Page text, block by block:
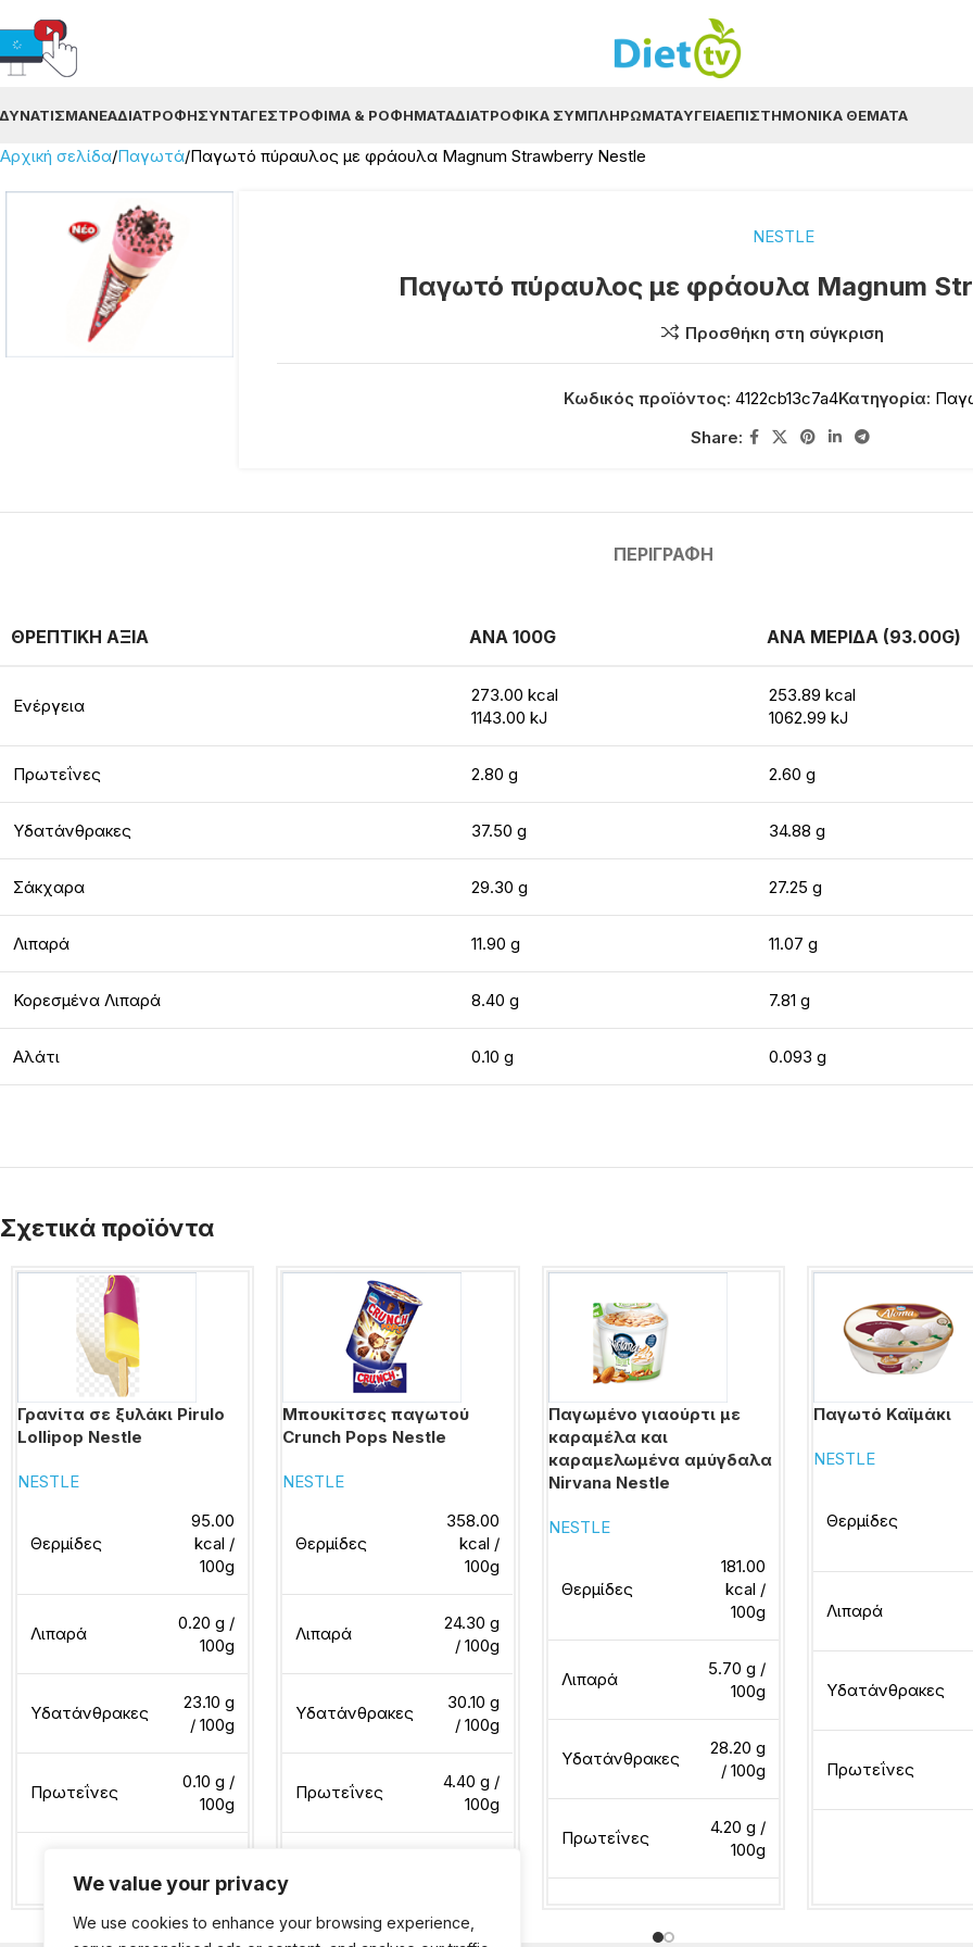
We value your privacy
We use cookies to enhance your browsing experience,
ΝΈΑΔΙΑΤΡΟΦΉΣΥΝΤΑΓΈΣΤΡΌΦΙΜΑ & ΡΟΦΉΜΑΤΑΔΙΑΤΡΟΦΙΚΆ ΣΥΜΠΛΗΡΏΜΑΤΑΥΓΕΊΑΕΠΙΣΤΗΜΟΝΙΚΆ ΘΈΜΑΤΑ
Αρχική σελίδα Παγωτά Παγωτό πύραυλος με φράουλα Magnum Strawberry Nestle
NESTLE
Παγωτό πύραυλος με φράουλα Magnum
Προσθήκη στη σύγκριση
Κωδικός προϊόντος:4122cb13c7a4Κατηγορία:
Share:
ΠΕΡΙΓΡΑΦΉ
ΘΡΕΠΤΙΚΗ ΑΞΙΑ ΑΝΑ 100G ΑΝΑ ΜΕΡΙΔΑ (93.00G)
Ενέργεια
273.00 kcal
1143.00 kJ
253.89 kcal
1062.99 kJ
Πρωτεΐνες 2.80 g 2.60 g
Υδατάνθρακες 37.50 g 34.88 g
Σάκχαρα 29.30 g 27.25 g
Λιπαρά 11.90 g 11.07 g
Κορεσμένα Λιπαρά 8.40 g 7.81 g
Αλάτι 0.10 g 0.093 g
Σχετικά προϊόντα
Γρανίτα σε ξυλάκι Pirulo
Lollipop Nestle
NESTLE
Θερμίδες
95.00
kcal /
100g
Λιπαρά
0.20 g /
100g
Υδατάνθρακες
23.10 g
/ 100g
Πρωτεΐνες
0.10 g /
100g
Διαβάστε περισσότερα
Μπουκίτσες παγωτού
Crunch Pops Nestle
NESTLE
Θερμίδες
358.00
kcal /
100g
Λιπαρά
24.30 g
/ 100g
Υδατάνθρακες
30.10 g
/ 100g
Πρωτεΐνες
4.40 g /
100g
Παγωμένο γιαούρτι με
καραμέλα και
καραμελωμένα αμύγδαλα
Nirvana Nestle
NESTLE
Θερμίδες
181.00
kcal /
100g
Λιπαρά
5.70 g /
100g
Υδατάνθρακες
28.20 g
/ 100g
Πρωτεΐνες
4.20 g /
100g
Διαβάστε περισσότερα
Παγωτό Καϊμάκι
NESTLE
Θερμίδες
Λιπαρά
Υδατάνθρακες
Πρωτεΐνες